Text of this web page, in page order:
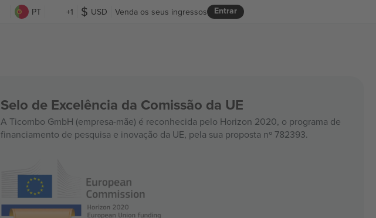
PT +1 USD Entrar
Venda os seus ingressos
Selo de Excelência da Comissão da UE
A Ticombo GmbH (empresa-mãe) é reconhecida pelo Horizon 2020, o programa de
financiamento de pesquisa e inovação da UE, pela sua proposta nº 782393.